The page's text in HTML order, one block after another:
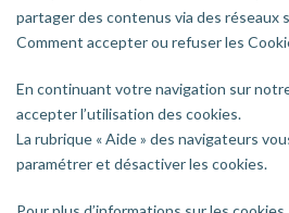
partager des contenus via des réseaux
Comment accepter ou refuser les
En continuant votre navigation sur
accepter l’utilisation des cookies.
La rubrique « Aide » des navigateurs
paramétrer et désactiver les cookies.